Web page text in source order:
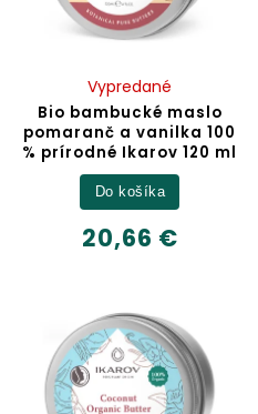
Bio bambucké maslo
pomaranč a vanilka 100
% prírodné Ikarov 120 ml
Vypredané
20,66 €
Do košíka